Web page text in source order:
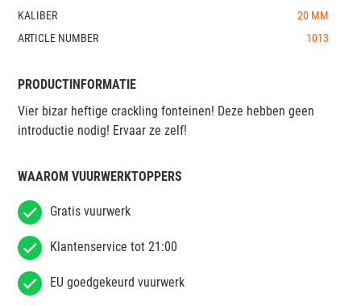
KALIBER
20 MM
ARTICLE NUMBER
1013
PRODUCTINFORMATIE
Vier bizar heftige crackling fonteinen! Deze hebben geen
introductie nodig! Ervaar ze zelf!
WAAROM VUURWERKTOPPERS
Gratis vuurwerk
Klantenservice tot 21:00
EU goedgekeurd vuurwerk